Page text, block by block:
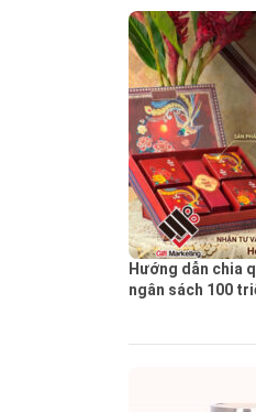
Hướng dẫn chia
ngân sách 100